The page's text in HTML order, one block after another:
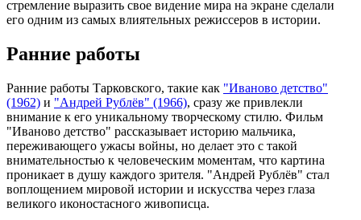
стремление выразить свое видение мира на экране сделали
его одним из самых влиятельных режиссеров в истории.
Ранние работы
Ранние работы Тарковского, такие как "Иваново детство"
(1962) и "Андрей Рублёв" (1966), сразу же привлекли
внимание к его уникальному творческому стилю. Фильм
"Иваново детство" рассказывает историю мальчика,
переживающего ужасы войны, но делает это с такой
внимательностью к человеческим моментам, что картина
проникает в душу каждого зрителя. "Андрей Рублёв" стал
воплощением мировой истории и искусства через глаза
великого иконостасного живописца.